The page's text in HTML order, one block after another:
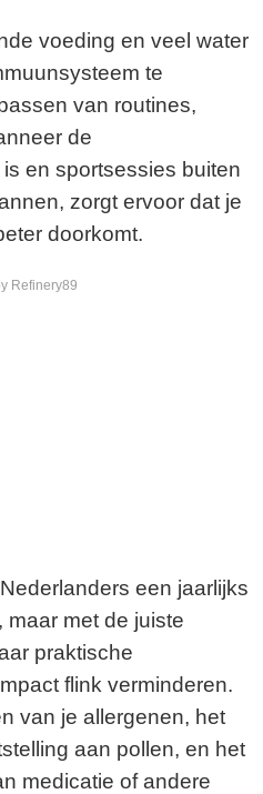
voeding en veel water
te
van routines,
de
en sportsessies buiten
zorgt ervoor dat je
doorkomt.
Refinery89
een jaarlijks
met de juiste
praktische
flink verminderen.
van je allergenen, het
aan pollen, en het
medicatie of andere